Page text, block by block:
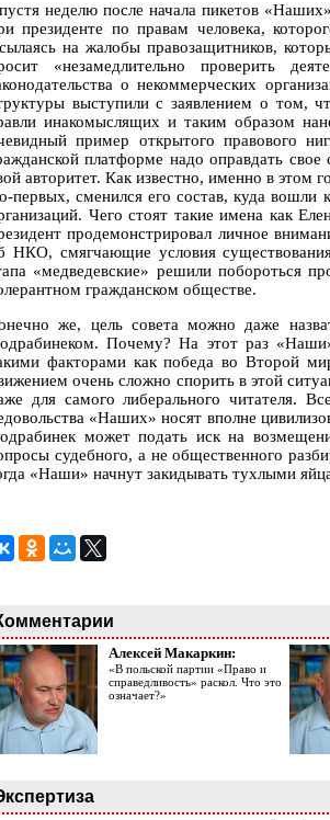
неделю после начала пикетов
президенте по правам человека,
на жалобы правозащитников,
«незамедлительно проверить
о некоммерческих
выступили с заявлением о том,
инакомыслящих и таким образом
пример открытого правового
платформе надо оправдать
авторитет. Как известно, именно в этом
первых, сменился его состав, куда
Чего стоят такие имена как
продемонстрировал личное
НКО, смягчающие условия
«медведевские» решили побороться
гражданском обществе.
же, цель совета можно даже
Почему? На этот раз
факторами как победа во Второй
очень сложно спорить в этой
для самого либерального читателя.
«Наших» носят вполне
может подать иск на
судебного, а не общественного
«Наши» начнут закидывать тухлыми
Алексей Макаркин:
«В польской партии «Право и
справедливость» раскол. Что это
означает?»